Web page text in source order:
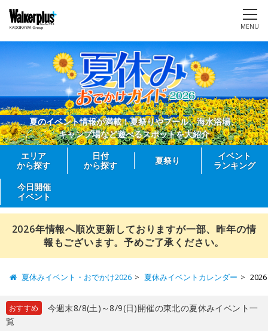
MENU
夏のイベント情報が満載！夏祭りやプール、海水浴場、
キャンプ場など遊べるスポットを大紹介
エリア
から探す
日付
から探す
夏祭り
イベント
ランキング
今日開催
イベント
2026年情報へ順次更新しておりますが一部、昨年の情
報もございます。予めご了承ください。
夏休みイベント・おでかけ2026 夏休みイベントカレンダー
おすすめ
今週末8/8(土)～8/9(日)開催の東北の夏休みイベント一
覧